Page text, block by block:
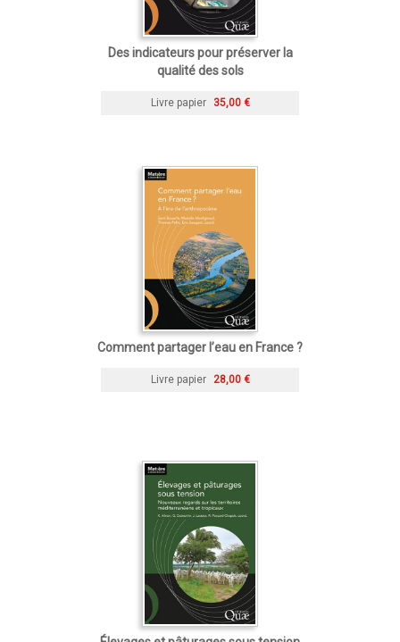
Des indicateurs pour préserver la
qualité des sols
Livre papier 35,00 €
Comment partager l’eau en France ?
Livre papier 28,00 €